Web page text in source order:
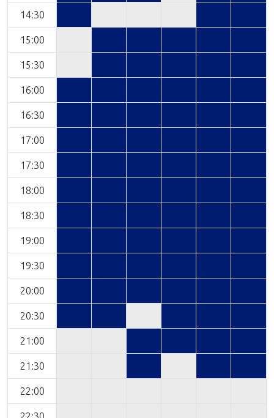
14:30
15:00
15:30
16:00
16:30
17:00
17:30
18:00
18:30
19:00
19:30
20:00
20:30
21:00
21:30
22:00